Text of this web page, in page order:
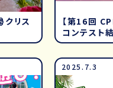
クリス
【第16回
コンテスト
2025.7.3